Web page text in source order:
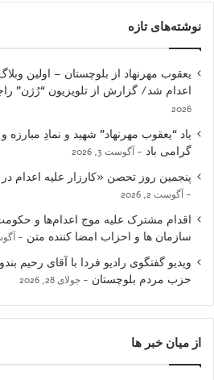
نوشته‌های تازه
یعقوب مهرنهاد از بلوچستان – اولین
اعدام شد/ گزارش از تلویزیون “رُژن”
2026
یاد “یعقوب مهرنهاد” شهید و نمادِ
گرامی باد
آگوست 3, 2026
پنجمین روز تحصن «کارزار علیه اعدام
آگوست 2, 2026
اقدام مشترک علیه موج اعدام‌ها و
سازمان ها و احزاب امضا کننده متن
آگوست
ویدیو گفتگوی رادیو فردا با آقای رحیم
حزب مردم بلوچستان
جولای 28, 2026
از میان خبر ها